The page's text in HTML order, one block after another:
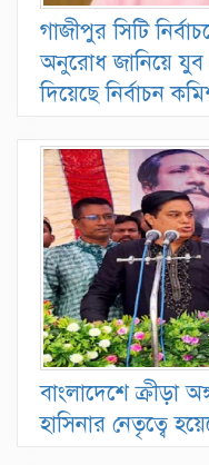
গাজীপুর সিটি
অনুরোধ জানিয়ে যুব ও
দিয়েছে নির্বাচন
বাংলাদেশে ক্রীড়া
হাসিনার নেতৃত্বে